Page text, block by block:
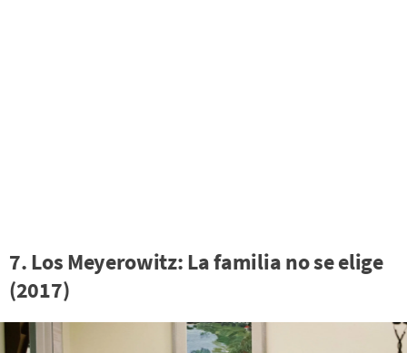
7. Los Meyerowitz: La familia no se elige
(2017)